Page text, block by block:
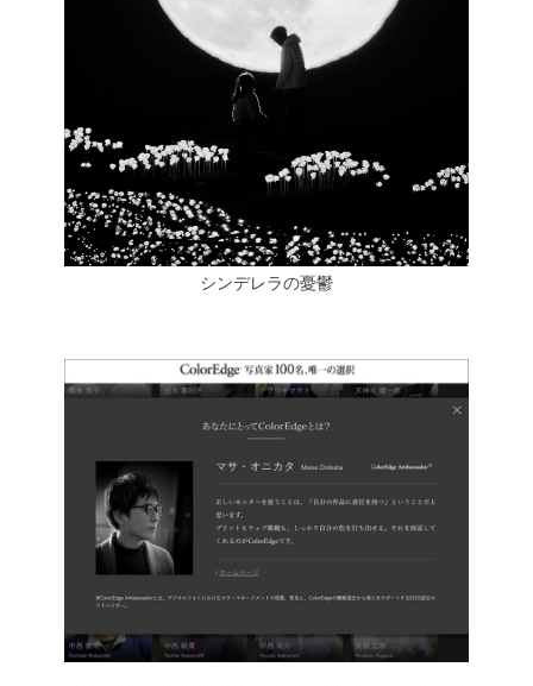
シンデレラの憂鬱